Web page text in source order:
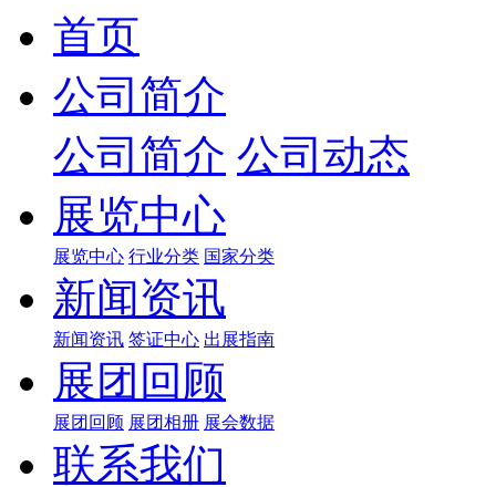
首页
公司简介
公司简介 公司动态
展览中心
展览中心 行业分类 国家分类
新闻资讯
新闻资讯 签证中心 出展指南
展团回顾
展团回顾 展团相册 展会数据
联系我们